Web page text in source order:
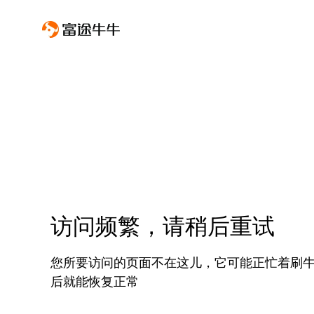
访问频繁，请稍后重试
您所要访问的页面不在这儿，它可能正忙着刷
后就能恢复正常